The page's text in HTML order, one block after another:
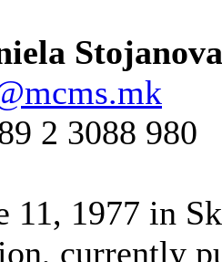
2 3088 980
11, 1977 in
currently